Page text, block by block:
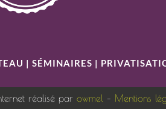
| SÉMINAIRES |
réalisé par owmel – Mentions